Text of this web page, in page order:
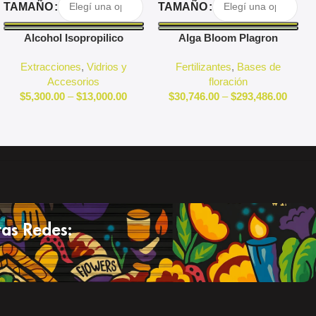
TAMAÑO
Alcohol Isopropilico
Extracciones, Vidrios y
Accesorios
$5,300.00 – $13,000.00
TAMAÑO
Alga Bloom Plagron
Fertilizantes, Bases de
floración
$30,746.00 – $293,486.00
Redes: